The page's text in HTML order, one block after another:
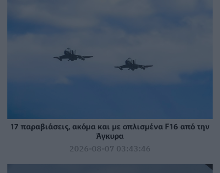
17 παραβιάσεις, ακόμα και με οπλισμένα F16 από την
Άγκυρα
2026-08-07 03:43:46